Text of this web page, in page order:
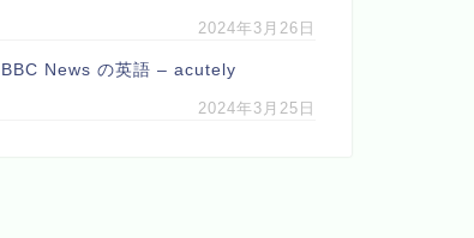
2024年3月26日
BBC News の英語 – acutely
2024年3月25日